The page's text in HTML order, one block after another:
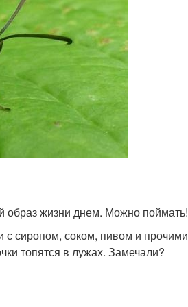
образ жизни днем. Можно поймать!
сиропом, соком, пивом и прочими
топятся в лужах. Замечали?